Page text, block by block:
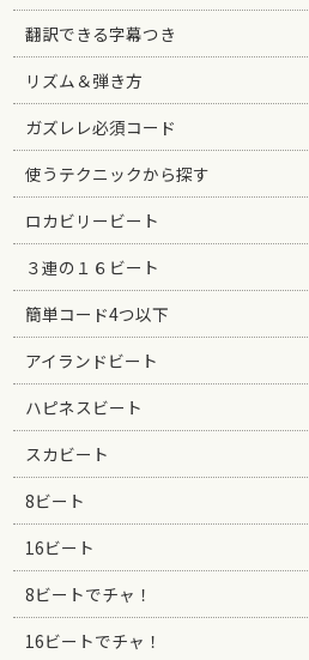
翻訳できる字幕つき
リズム＆弾き方
ガズレレ必須コード
使うテクニックから探す
ロカビリービート
３連の１６ビート
簡単コード4つ以下
アイランドビート
ハピネスビート
スカビート
8ビート
16ビート
8ビートでチャ！
16ビートでチャ！